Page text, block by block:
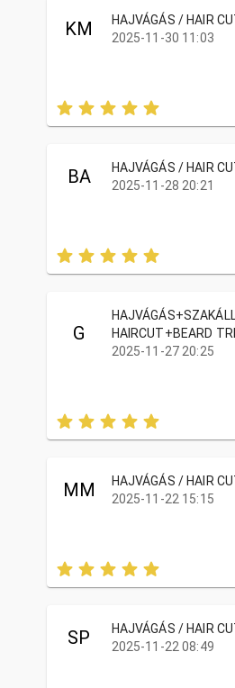
KM
HAJVÁGÁS / HAIR
2025-11-30 11:03
BA
HAJVÁGÁS / HAIR
2025-11-28 20:21
G
HAIRCUT+BEARD
2025-11-27 20:25
MM
HAJVÁGÁS / HAIR
2025-11-22 15:15
SP
HAJVÁGÁS / HAIR
2025-11-22 08:49